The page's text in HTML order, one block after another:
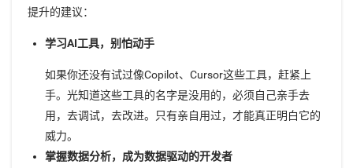
提升的建议：
学习AI工具，别怕动手
如果你还没有试过像Copilot、Cursor这些工具，赶紧上
手。光知道这些工具的名字是没用的，必须自己亲手去
用，去调试，去改进。只有亲自用过，才能真正明白它的
威力。
掌握数据分析，成为数据驱动的开发者